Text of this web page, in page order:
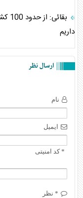
داریم
ارسال نظر
نام
ایمیل
* کد امنیتی
* نظر